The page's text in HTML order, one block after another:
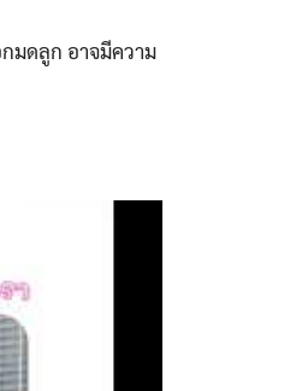
มดลูก อาจมีความ